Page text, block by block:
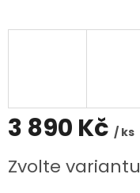
3 890 Kč / ks
cena:
Zvolte variantu